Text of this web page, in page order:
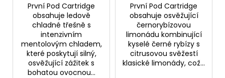
První Pod Cartridge
obsahuje ledově
chladné třešně s
intenzivním
mentolovým chladem,
které poskytují silný,
osvěžující zážitek s
bohatou ovocnou...
První Pod Cartridge
obsahuje osvěžující
černorybízovou
limonádu kombinující
kyselé černé rybízy s
citrusovou svěžestí
klasické limonády, což...